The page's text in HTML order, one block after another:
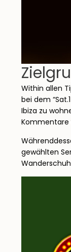
Within allen
bei dem
Ibiza zu
Kommentare
gewählten